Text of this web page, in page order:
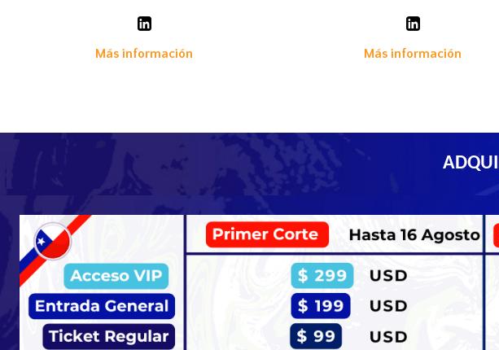
Más información Más información